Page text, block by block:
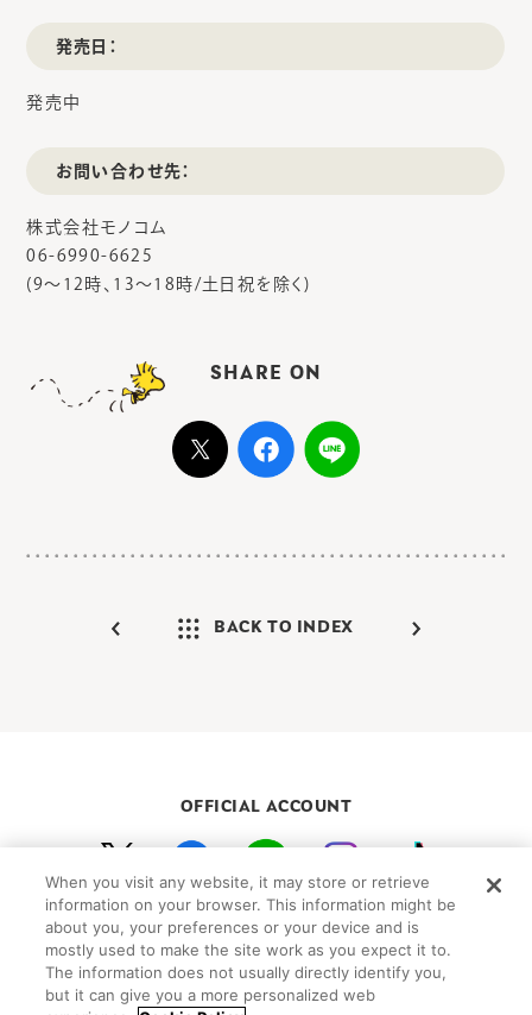
発売日：
発売中
お問い合わせ先：
株式会社モノコム
06-6990-6625
(9～12時、13～18時/土日祝を除く)
SHARE ON
BACK TO INDEX
OFFICIAL ACCOUNT
初めての方向けガイド FAQ お問い合わせ
プライバシーポリシー サイトマップ
Cookie Settings
©Peanuts Worldwide LLC
When you visit any website, it may store or retrieve
information on your browser. This information might be
about you, your preferences or your device and is
mostly used to make the site work as you expect it to.
The information does not usually directly identify you,
but it can give you a more personalized web